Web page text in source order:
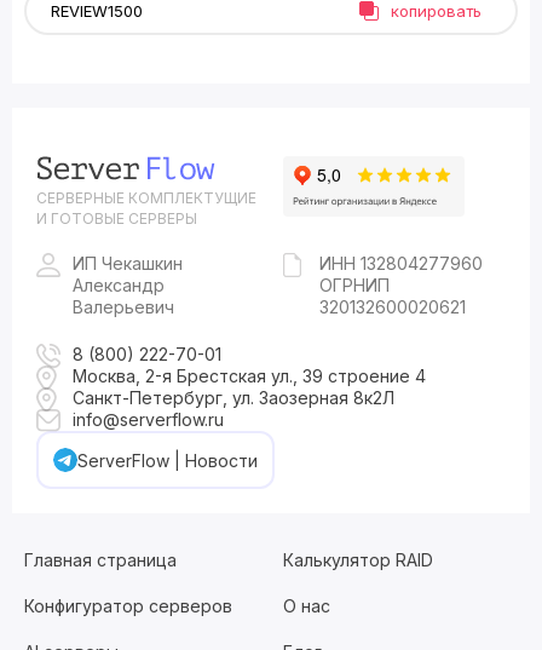
копировать
СЕРВЕРНЫЕ КОМПЛЕКТУЩИЕ
И ГОТОВЫЕ СЕРВЕРЫ
ИП Чекашкин
Александр
Валерьевич
ИНН 132804277960
ОГРНИП
320132600020621
8 (800) 222-70-01
Москва, 2-я Брестская ул., 39 строение 4
Санкт-Петербург, ул. Заозерная 8к2Л
info@serverflow.ru
ServerFlow | Новости
Главная страница Калькулятор RAID
Конфигуратор серверов О нас